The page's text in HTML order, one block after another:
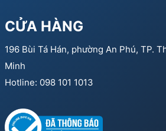
CỬA HÀNG
196 Bùi Tá Hán, phường An Phú, TP.
Minh
Hotline: 098 101 1013